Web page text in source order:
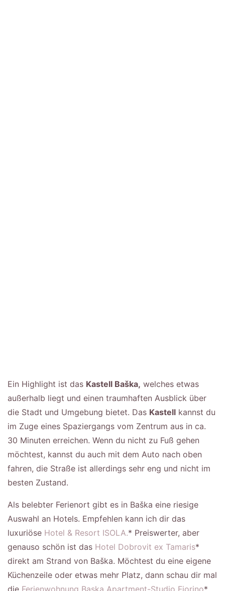
Ein Highlight ist das Kastell Baška, welches etwas
außerhalb liegt und einen traumhaften Ausblick über
die Stadt und Umgebung bietet. Das Kastell kannst du
im Zuge eines Spaziergangs vom Zentrum aus in ca.
30 Minuten erreichen. Wenn du nicht zu Fuß gehen
möchtest, kannst du auch mit dem Auto nach oben
fahren, die Straße ist allerdings sehr eng und nicht im
besten Zustand.
Als belebter Ferienort gibt es in Baška eine riesige
Auswahl an Hotels. Empfehlen kann ich dir das
luxuriöse Hotel & Resort ISOLA.* Preiswerter, aber
genauso schön ist das Hotel Dobrovit ex Tamaris*
direkt am Strand von Baška. Möchtest du eine eigene
Küchenzeile oder etwas mehr Platz, dann schau dir mal